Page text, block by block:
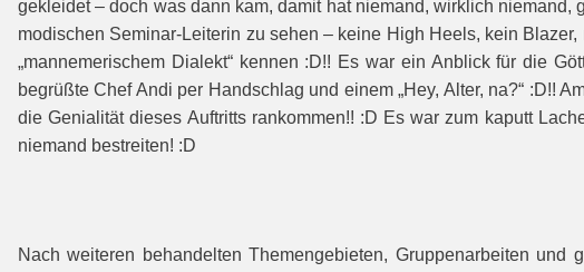
gekleidet – doch was dann kam, damit hat nie­mand, wirklich
modischen Seminar-Leite­rin zu sehen – keine High Heels, kein
„man­nemerischem Dialekt“ kennen :D!! Es war ein Anblick für die
begrüßte Chef Andi per Handschlag und einem „Hey, Alter, na?“ :D!!
die Genialität dieses Auftritts rankommen!! :D Es war zum kaputt
niemand bestreiten! :D
Nach weiteren behandelten Themengebieten, Gruppenarbeiten